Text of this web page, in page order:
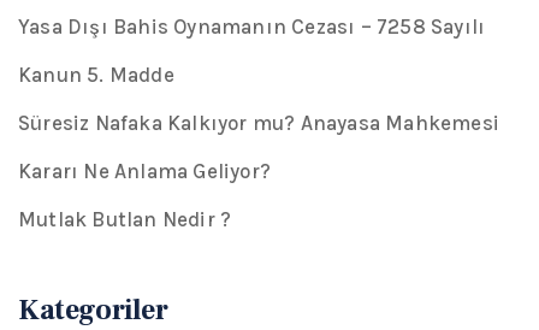
Yasa Dışı Bahis Oynamanın Cezası – 7258 Sayılı
Kanun 5. Madde
Süresiz Nafaka Kalkıyor mu? Anayasa Mahkemesi
Kararı Ne Anlama Geliyor?
Mutlak Butlan Nedir ?
Kategoriler